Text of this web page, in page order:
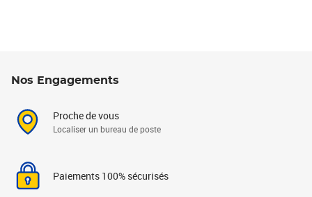
Nos Engagements
Proche de vous
Localiser un bureau de poste
Paiements 100% sécurisés